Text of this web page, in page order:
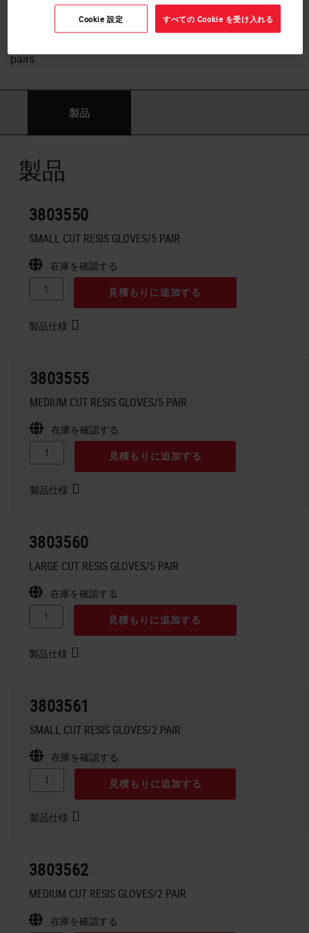
wear appear.
pairs.
製品
製品
3803550
SMALL CUT RESIS GLOVES/5 PAIR
在庫を確認する
見積もりに追加する
製品仕様
3803555
MEDIUM CUT RESIS GLOVES/5 PAIR
在庫を確認する
見積もりに追加する
製品仕様
3803560
LARGE CUT RESIS GLOVES/5 PAIR
在庫を確認する
見積もりに追加する
製品仕様
3803561
SMALL CUT RESIS GLOVES/2 PAIR
在庫を確認する
見積もりに追加する
製品仕様
3803562
MEDIUM CUT RESIS GLOVES/2 PAIR
在庫を確認する
Cookie 設定 すべての Cookie を受け入れる